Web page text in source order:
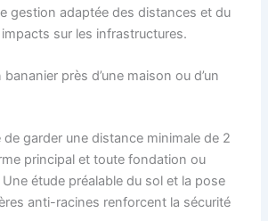
gestion adaptée des distances et du
sur les infrastructures.
près d’une maison ou d’un
garder une distance minimale de 2
principal et toute fondation ou
étude préalable du sol et la pose
anti-racines renforcent la sécurité